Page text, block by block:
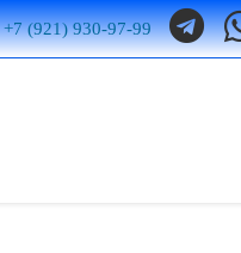
+7 (921) 930-97-99